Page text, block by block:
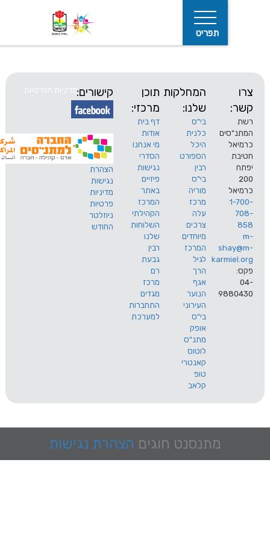
המחלקות
שלנו:
בי"ס
כלנית
היכל
הספורט
רבין
בי"ס
מוריה
מרכז
עלה
צרכים
מיוחדים
המרכז
לגיל
הרך
אגף
הנוער
תוכן
מרכזי:
דף בית
אודות
מי אנחנו
הסדרי
נגישות
פיזיים
באתר
המרכז
הקהילתי
השלוחות
שלנו
רבין
גבעת
רם
מרכז
מגדים
התחברות
למערכת
קישורים:
הצהרת
נגישות
מדיניות
פרטיות
ניוזלטר
החודש
מדיניות הפרטיות
מתנסנט חוגים הצהרת נגישות